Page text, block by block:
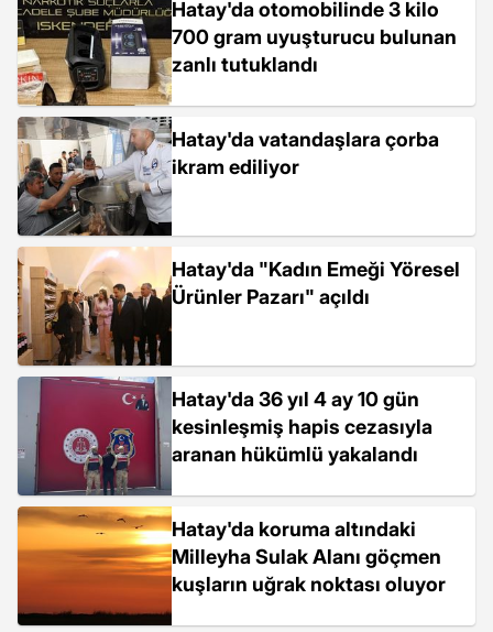
Hatay'da otomobilinde 3 kilo
700 gram uyuşturucu bulunan
zanlı tutuklandı
Hatay'da vatandaşlara çorba
ikram ediliyor
Hatay'da "Kadın Emeği Yöresel
Ürünler Pazarı" açıldı
Hatay'da 36 yıl 4 ay 10 gün
kesinleşmiş hapis cezasıyla
aranan hükümlü yakalandı
Hatay'da koruma altındaki
Milleyha Sulak Alanı göçmen
kuşların uğrak noktası oluyor